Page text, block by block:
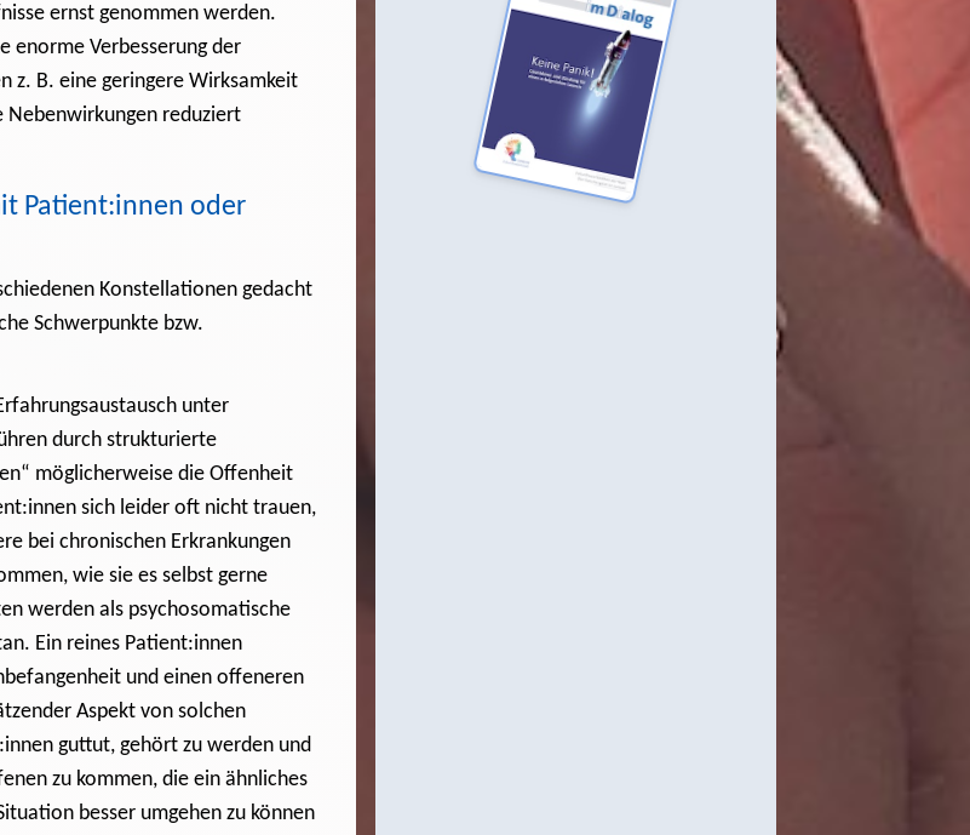
ernst genommen werden.
enorme Verbesserung der
z. B. eine geringere Wirksamkeit
Nebenwirkungen reduziert
Patient:innen oder
Konstellationen gedacht
Schwerpunkte bzw.
unter
durch strukturierte
möglicherweise die Offenheit
sich leider oft nicht trauen,
bei chronischen Erkrankungen
wie sie es selbst gerne
werden als psychosomatische
Ein reines Patient:innen
und einen offeneren
Aspekt von solchen
guttut, gehört zu werden und
zu kommen, die ein ähnliches
besser umgehen zu können